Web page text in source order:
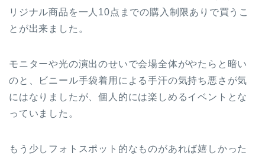
リジナル商品を一人10点までの購入制限ありで買うこ
とが出来ました。
モニターや光の演出のせいで会場全体がやたらと暗い
のと、ビニール手袋着用による手汗の気持ち悪さが気
にはなりましたが、個人的には楽しめるイベントとな
っていました。
もう少しフォトスポット的なものがあれば嬉しかった